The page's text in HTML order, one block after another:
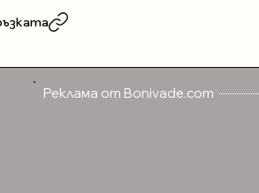
Реклама от Bonivade.com